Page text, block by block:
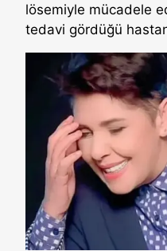
lösemiyle mücadele
tedavi gördüğü